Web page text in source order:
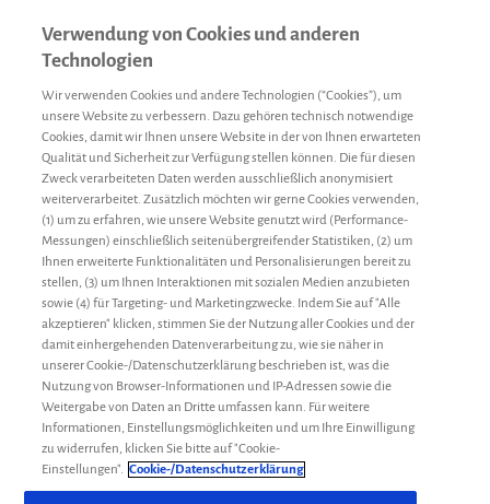
Compliance
Der Begriff „Compliance“ besagt, dass eine Patientin oder ein
Patient die vom Behandlungsteam festgelegte Therapie befolgt.
Dabei wurde die Therapieentscheidung allein von der Ärztin oder
dem Arzt getroffen und die betroffene Person war nicht an der
Entscheidung beteiligt.
Unterschied zu Adhärenz
Im Gegensatz zur Adhärenz
hat die betroffene Person bei der
Compliance eine eher passive Rolle. Sie befolgt nur die Vorgaben
vom Behandlungsteam und übernimmt selbst keine
Verantwortung für die Therapieentscheidung.
Verwendung von Cookies und anderen
Technologien
Wir verwenden Cookies und andere Technologien (“Cookies”), um
unsere Website zu verbessern. Dazu gehören technisch notwendige
Cookies, damit wir Ihnen unsere Website in der von Ihnen erwarteten
Qualität und Sicherheit zur Verfügung stellen können. Die für diesen
Zweck verarbeiteten Daten werden ausschließlich anonymisiert
weiterverarbeitet. Zusätzlich möchten wir gerne Cookies verwenden,
(1) um zu erfahren, wie unsere Website genutzt wird (Performance-
Messungen) einschließlich seitenübergreifender Statistiken, (2) um
Ihnen erweiterte Funktionalitäten und Personalisierungen bereit zu
stellen, (3) um Ihnen Interaktionen mit sozialen Medien anzubieten
sowie (4) für Targeting- und Marketingzwecke. Indem Sie auf "Alle
akzeptieren" klicken, stimmen Sie der Nutzung aller Cookies und der
damit einhergehenden Datenverarbeitung zu, wie sie näher in
unserer Cookie-/Datenschutzerklärung beschrieben ist, was die
Nutzung von Browser-Informationen und IP-Adressen sowie die
Weitergabe von Daten an Dritte umfassen kann. Für weitere
Informationen, Einstellungsmöglichkeiten und um Ihre Einwilligung
zu widerrufen, klicken Sie bitte auf "Cookie-
Einstellungen". Cookie-/Datenschutzerklärung